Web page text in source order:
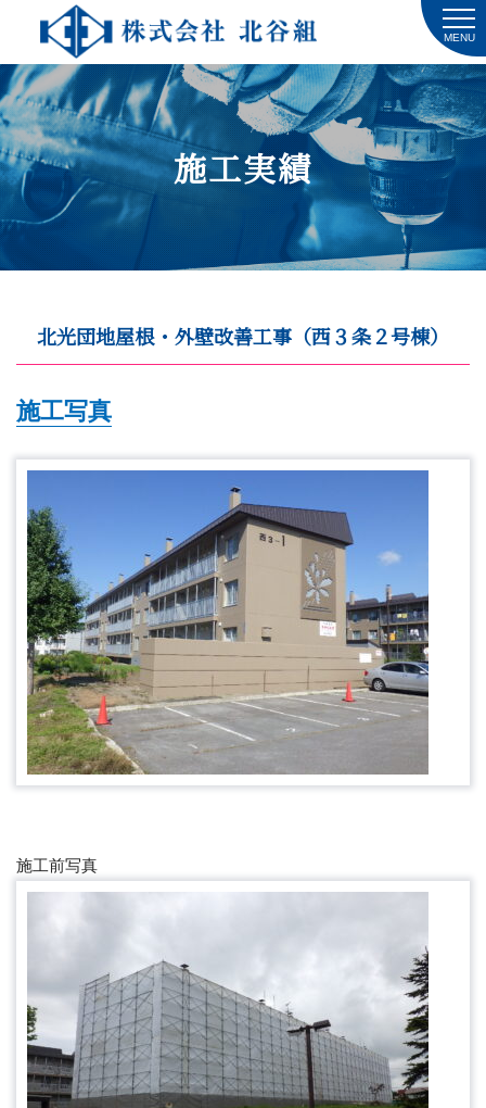
施工実績
MENU
北光団地屋根・外壁改善工事（西３条２号棟）
施工写真
施工前写真